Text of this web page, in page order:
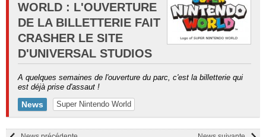
WORLD : L'OUVERTURE
DE LA BILLETTERIE FAIT
CRASHER LE SITE
D'UNIVERSAL STUDIOS
A quelques semaines de l'ouverture du parc, c'est la billetterie qui
est déjà prise d'assaut !
News Super Nintendo World